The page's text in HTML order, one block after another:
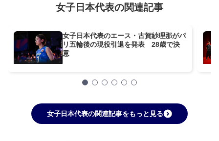
女子日本代表の関連記事
女子日本代表のエース・古賀紗理那がパ
リ五輪後の現役引退を発表 28歳で決
意
女子日本代表の関連記事をもっと見る